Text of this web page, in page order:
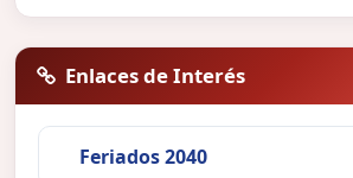
Enlaces de Interés
Feriados 2040